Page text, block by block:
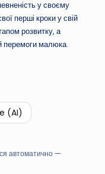
у своєму
перші кроки у свій
розвитку, а
перемоги малюка.
(AI)
автоматично —